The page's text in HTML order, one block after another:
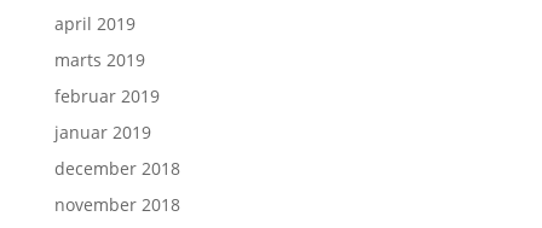
april 2019
marts 2019
februar 2019
januar 2019
december 2018
november 2018